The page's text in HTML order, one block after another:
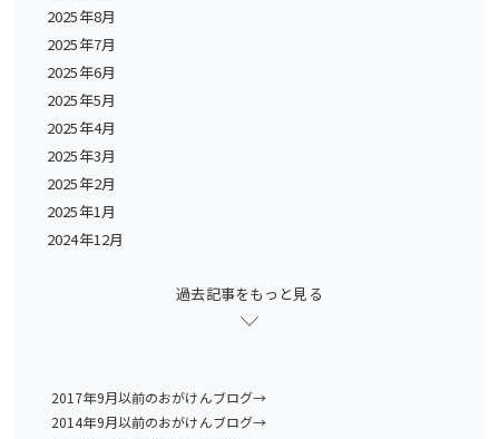
2025年8月
2025年7月
2025年6月
2025年5月
2025年4月
2025年3月
2025年2月
2025年1月
2024年12月
過去記事をもっと見る
2017年9月以前のおがけんブログ→
2014年9月以前のおがけんブログ→